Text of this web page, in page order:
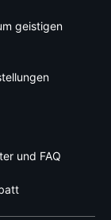
geistigen
und FAQ